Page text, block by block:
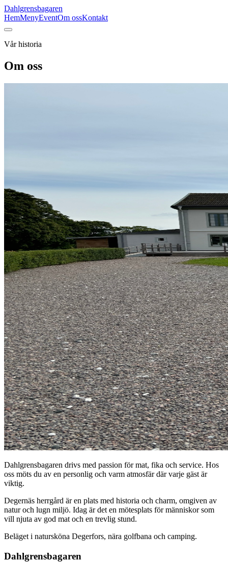
Dahlgrensbagaren
HemMenyEventOm ossKontakt
Vår historia
Om oss
Dahlgrensbagaren drivs med passion för mat, fika och service. Hos
oss möts du av en personlig och varm atmosfär där varje gäst är
viktig.
Degernäs herrgård är en plats med historia och charm, omgiven av
natur och lugn miljö. Idag är det en mötesplats för människor som
vill njuta av god mat och en trevlig stund.
Beläget i natursköna Degerfors, nära golfbana och camping.
Dahlgrensbagaren